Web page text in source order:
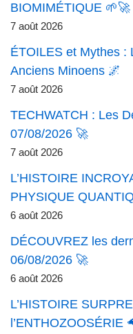
BIOMIMÉTIQUE 🌱🚀
7 août 2026
ÉTOILES et Mythes :
Anciens Minoens 🌌
7 août 2026
TECHWATCH : Les
07/08/2026 🚀
7 août 2026
L’HISTOIRE
PHYSIQUE
6 août 2026
DÉCOUVREZ les
06/08/2026 🚀
6 août 2026
L’HISTOIRE
l’ENTHOZOOSÉRIE